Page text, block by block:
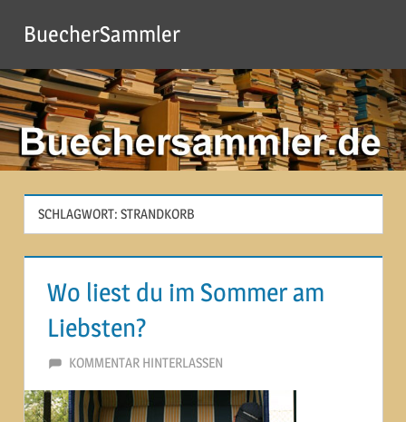
Inhalt
springen
BuecherSammler
SCHLAGWORT: STRANDKORB
Wo liest du im Sommer am
Liebsten?
5. AUGUST 2013
MARTINA BERG
KOMMENTAR HINTERLASSEN